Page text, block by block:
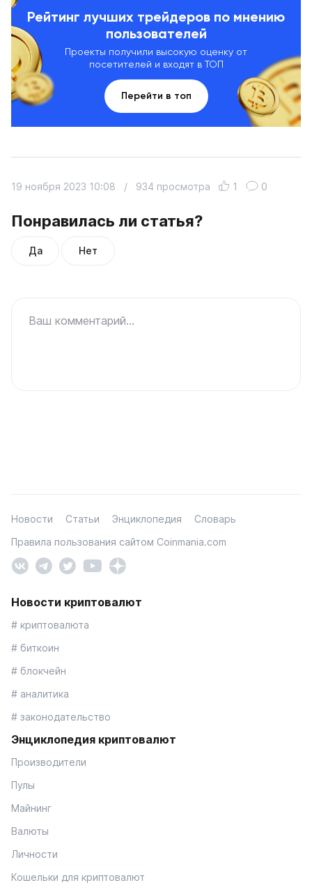
Рейтинг лучших трейдеров по мнению
пользователей
Проекты получили высокую оценку от
посетителей и входят в ТОП
Перейти в топ
Понравилась ли статья?
Да Нет
19 ноября 2023 10:08 / 934 просмотра 1 0
Ваш комментарий...
Новости Статьи Энциклопедия
Словарь
Правила пользования сайтом Coinmania.com
Новости криптовалют
# криптовалюта
# биткоин
# блокчейн
# аналитика
# законодательство
Энциклопедия криптовалют
Производители
Пулы
Майнинг
Валюты
Личности
Кошельки для криптовалют